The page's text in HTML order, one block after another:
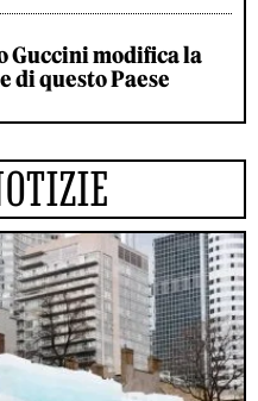
Guccini modifica la
questo Paese